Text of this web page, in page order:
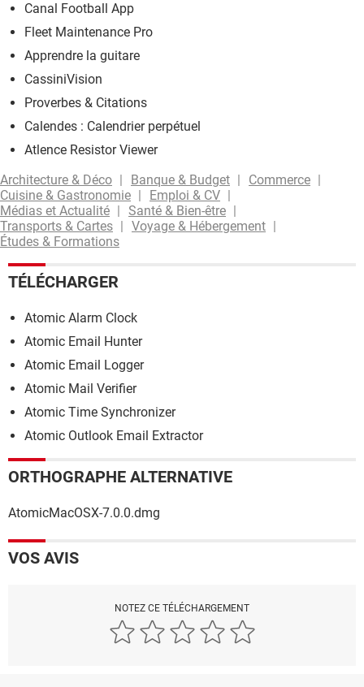
Canal Football App
Fleet Maintenance Pro
Apprendre la guitare
CassiniVision
Proverbes & Citations
Calendes : Calendrier perpétuel
Atlence Resistor Viewer
Architecture & Déco
Banque & Budget
Commerce
Cuisine & Gastronomie
Emploi & CV
Médias et Actualité
Santé & Bien-être
Transports & Cartes
Voyage & Hébergement
Études & Formations
TÉLÉCHARGER
Atomic Alarm Clock
Atomic Email Hunter
Atomic Email Logger
Atomic Mail Verifier
Atomic Time Synchronizer
Atomic Outlook Email Extractor
ORTHOGRAPHE ALTERNATIVE
AtomicMacOSX-7.0.0.dmg
VOS AVIS
NOTEZ CE TÉLÉCHARGEMENT